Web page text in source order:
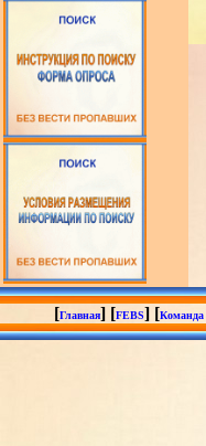
[Главная] [FEBS] [Команда